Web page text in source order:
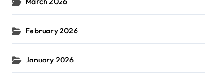
February 2026
January 2026